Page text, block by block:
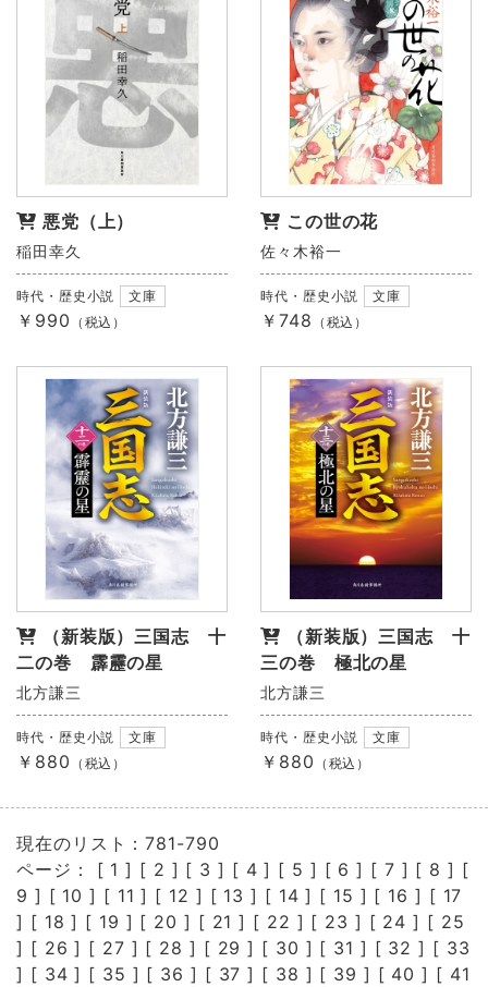
悪党（上）
稲田幸久
時代・歴史小説 文庫
￥990 （税込）
この世の花
佐々木裕一
時代・歴史小説 文庫
￥748 （税込）
（新装版）三国志 十
二の巻 霹靂の星
北方謙三
時代・歴史小説 文庫
￥880 （税込）
（新装版）三国志 十
三の巻 極北の星
北方謙三
時代・歴史小説 文庫
￥880 （税込）
現在のリスト：781-790
ページ： [ 1 ] [ 2 ] [ 3 ] [ 4 ] [ 5 ] [ 6 ] [ 7 ] [ 8 ] [
9 ] [ 10 ] [ 11 ] [ 12 ] [ 13 ] [ 14 ] [ 15 ] [ 16 ] [ 17
] [ 18 ] [ 19 ] [ 20 ] [ 21 ] [ 22 ] [ 23 ] [ 24 ] [ 25
] [ 26 ] [ 27 ] [ 28 ] [ 29 ] [ 30 ] [ 31 ] [ 32 ] [ 33
] [ 34 ] [ 35 ] [ 36 ] [ 37 ] [ 38 ] [ 39 ] [ 40 ] [ 41